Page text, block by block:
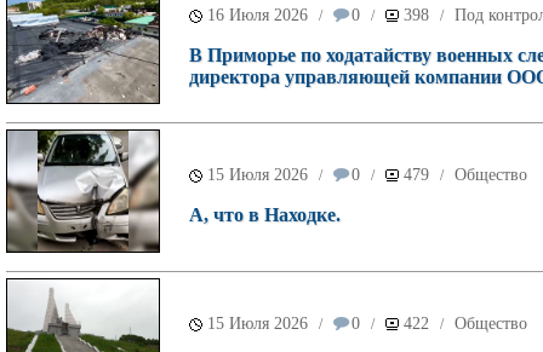
16 Июля 2026 / 0 / 398 / Под
В Приморье по ходатайству военных
директора управляющей компании
15 Июля 2026 / 0 / 479 / Общество
А, что в Находке.
15 Июля 2026 / 0 / 422 / Общество